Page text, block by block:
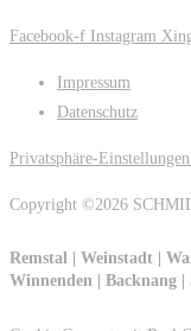
Facebook-f Instagram
Impressum
Datenschutz
Privatsphäre-
Copyright ©2026
Remstal | Weinstadt |
Winnenden | Backnang